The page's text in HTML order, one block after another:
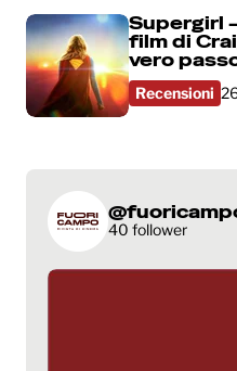
Supergirl
film di
vero
Recensioni
40 follower